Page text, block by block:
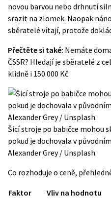
novou barvou nebo drhnutí
srazit na zlomek. Naopak
sběratelé vítají, protože
Přečtěte si také: Nemáte
ČSSR? Hledají je sběratelé z
klidně i 150 000 Kč
Šicí stroje po babičce mohou
pokud je dochovala v
Alexander Grey / Unsplash.
Co rozhoduje o ceně,
Faktor
Vliv na hodnotu